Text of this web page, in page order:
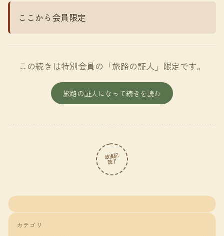
ここから会員限定
この続きは特別会員の「旅路の証人」限定です。
旅路の証人になって続きを読む
放浪記
読了
カテゴリ